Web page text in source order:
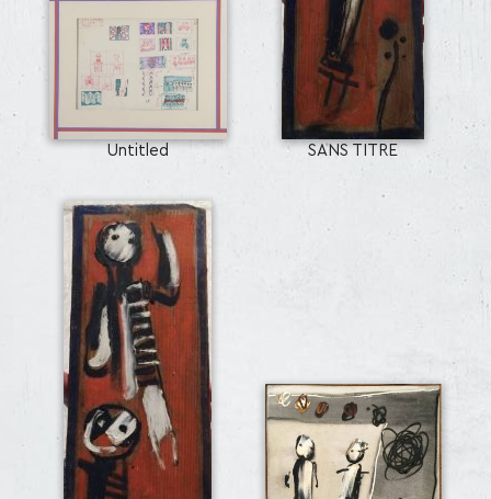
SEARCH AND PRESS ENTER
Untitled SANS TITRE